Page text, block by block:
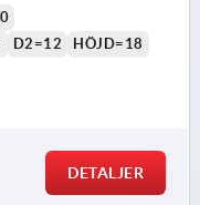
D2=12
HÖJD=18
DETALJER